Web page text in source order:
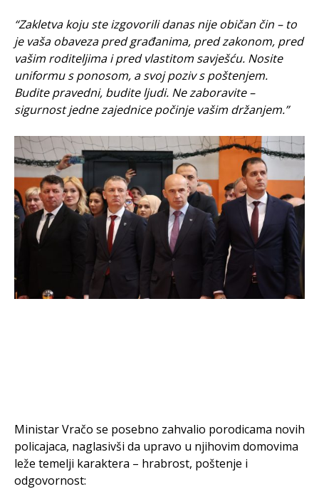
“Zakletva koju ste izgovorili danas nije običan čin – to
je vaša obaveza pred građanima, pred zakonom, pred
vašim roditeljima i pred vlastitom savješću. Nosite
uniformu s ponosom, a svoj poziv s poštenjem.
Budite pravedni, budite ljudi. Ne zaboravite –
sigurnost jedne zajednice počinje vašim držanjem.”
Ministar Vračo se posebno zahvalio porodicama novih
policajaca, naglasivši da upravo u njihovim domovima
leže temelji karaktera – hrabrost, poštenje i
odgovornost: